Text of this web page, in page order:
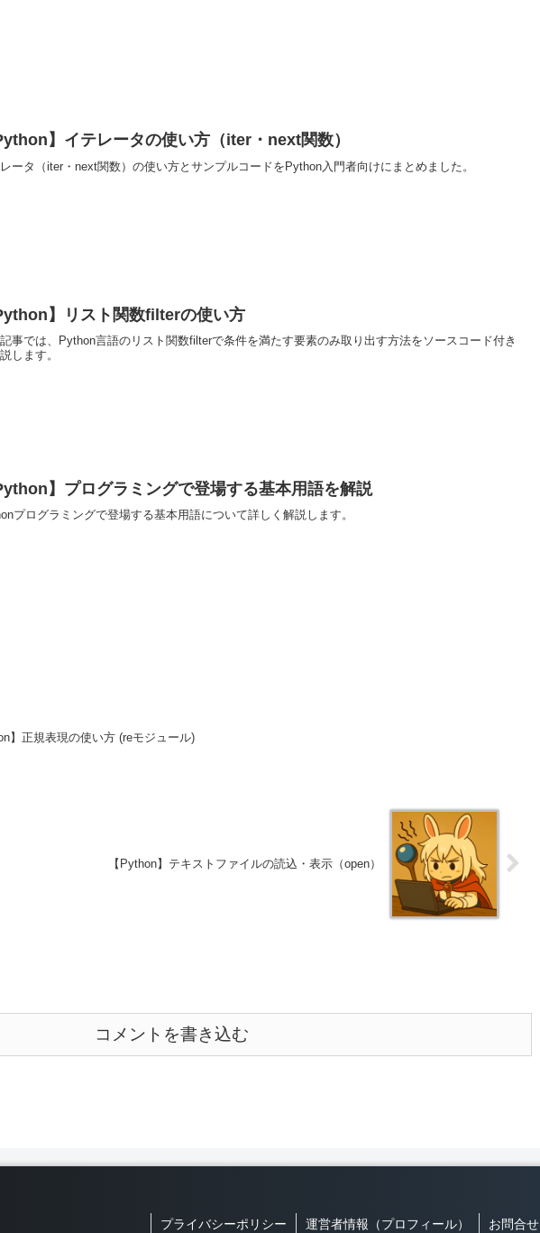
】イテレータの使い方（iter・next関数）
ータ（iter・next関数）の使い方とサンプルコードをPython入門者向けにまとめました。
】リスト関数filterの使い方
事では、Python言語のリスト関数filterで条件を満たす要素のみ取り出す方法をソースコード付き
します。
】プログラミングで登場する基本用語を解説
プログラミングで登場する基本用語について詳しく解説します。
】正規表現の使い方 (reモジュール)
【Python】テキストファイルの読込・表示（open）
コメントを書き込む
プライバシーポリシー 運営者情報（プロフィール） お問合せ